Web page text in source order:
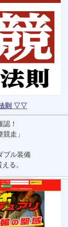
則 ▽▽
！
走」
ブル装備
る。